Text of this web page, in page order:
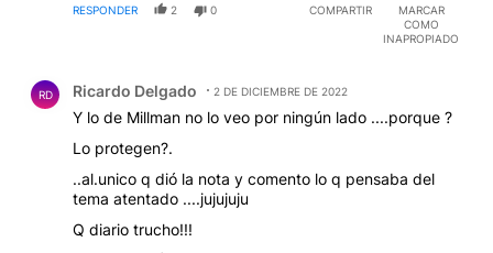
RESPONDER 2 0 COMPARTIR
MARCAR
COMO
INAPROPIADO
RD Ricardo Delgado 2 DE DICIEMBRE DE 2022
Y lo de Millman no lo veo por ningún lado ....porque ?
Lo protegen?.
..al.unico q dió la nota y comento lo q pensaba del
tema atentado ....jujujuju
Q diario trucho!!!